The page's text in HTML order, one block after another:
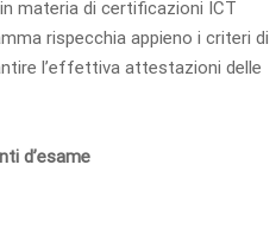
materia di certificazioni ICT
rispecchia appieno i criteri di
l’effettiva attestazioni delle
d’esame